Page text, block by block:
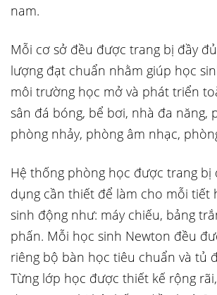
nam.
Mỗi cơ sở đều được trang bị đầy đủ
lượng đạt chuẩn nhằm giúp học
môi trường học mở và phát triển
sân đá bóng, bể bơi, nhà đa năng,
phòng nhảy, phòng âm nhạc,
Hệ thống phòng học được trang bị
dụng cần thiết để làm cho mỗi tiết
sinh động như: máy chiếu, bảng
phấn. Mỗi học sinh Newton đều
riêng bộ bàn học tiêu chuẩn và tủ
Từng lớp học được thiết kế rộng